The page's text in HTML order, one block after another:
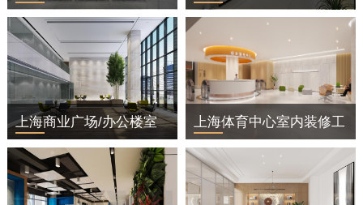
浦区办公室装修
上海商业广场/办公楼室
内装修工程
区办公室装修
上海体育中心室内装修工
程